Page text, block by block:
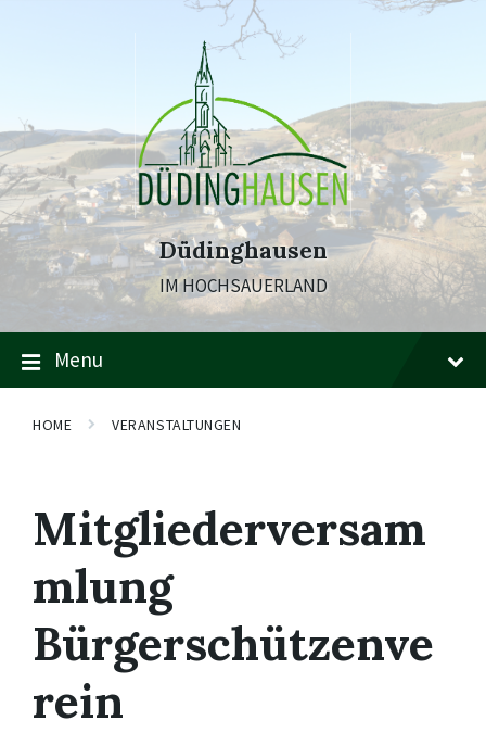
Düdinghausen
IM HOCHSAUERLAND
Menu
HOME VERANSTALTUNGEN
Mitgliederversam
mlung
Bürgerschützenve
rein